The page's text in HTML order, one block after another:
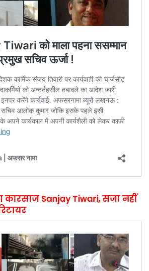
कारसाज Sanjay Tiwari, सजा नहीं